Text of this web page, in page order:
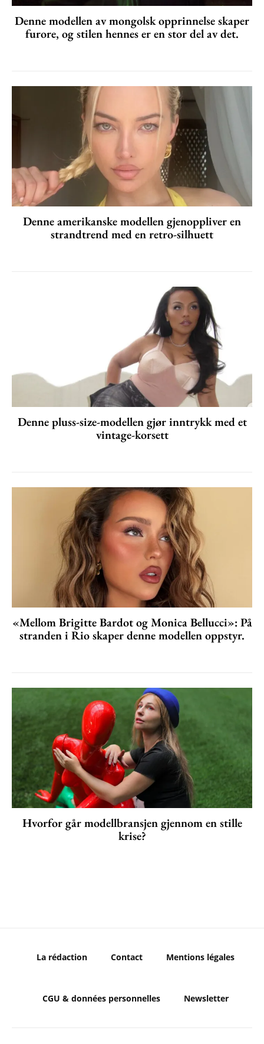
Denne modellen av mongolsk opprinnelse skaper
furore, og stilen hennes er en stor del av det.
Denne amerikanske modellen gjenoppliver en
strandtrend med en retro-silhuett
Denne pluss-size-modellen gjør inntrykk med et
vintage-korsett
«Mellom Brigitte Bardot og Monica Bellucci»: På
stranden i Rio skaper denne modellen oppstyr.
Hvorfor går modellbransjen gjennom en stille
krise?
La rédaction Contact Mentions légales
CGU & données personnelles Newsletter